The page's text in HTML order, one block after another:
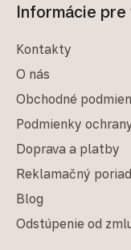
Informácie pre
Kontakty
O nás
Obchodné
Podmienky
Doprava a platby
Reklamačný
Blog
Odstúpenie od